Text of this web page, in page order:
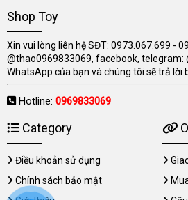
Shop Toy
Xin vui lòng liên hệ SĐT: 0973.067.699 -
@thao0969833069, facebook, telegram:
WhatsApp của bạn và chúng tôi sẽ trả lời
Hotline: 0969833069
Category
Điều khoản sử dụng
Chính sách bảo mật